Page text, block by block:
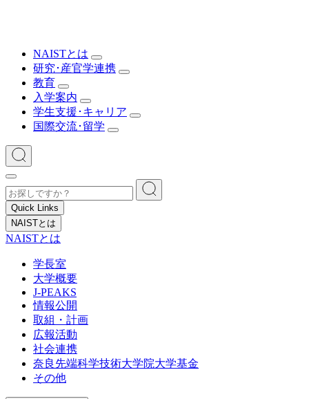
NAISTとは
研究･産官学連携
教育
入学案内
学生支援･キャリア
国際交流･留学
Quick Links
NAISTとは
NAISTとは
学長室
大学概要
J-PEAKS
情報公開
取組・計画
広報活動
社会連携
奈良先端科学技術大学院大学基金
その他